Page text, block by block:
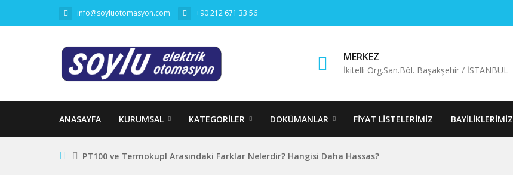
info@soyluotomasyon.com +90 212 671 33 56
MERKEZ
İkitelli Org.San.Böl. Başakşehir / İSTANBUL
ANASAYFA KURUMSAL KATEGORILER DOKÜMANLAR FIYAT LISTELERIMIZ BAYILIKLERIMIZ
PT100 ve Termokupl Arasındaki Farklar Nelerdir? Hangisi Daha Hassas?